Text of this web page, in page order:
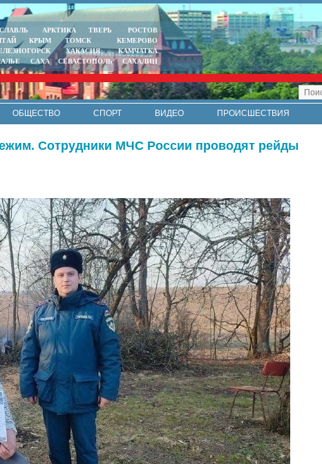
АРКТИКА ТВЕРЬ
РОСТОВ
КРЫМ ТОМСК
КЕМЕРОВО
ХАКАСИЯ
КАМЧАТКА
САХА СЕВАСТОПОЛЬ САХАЛИН
ОБЩЕСТВО СПОРТ ВИДЕО ПРОИСШЕСТВИЯ
Сотрудники МЧС России проводят рейды